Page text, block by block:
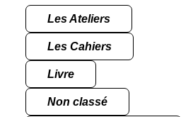
Les Ateliers
Les Cahiers
Livre
Non classé